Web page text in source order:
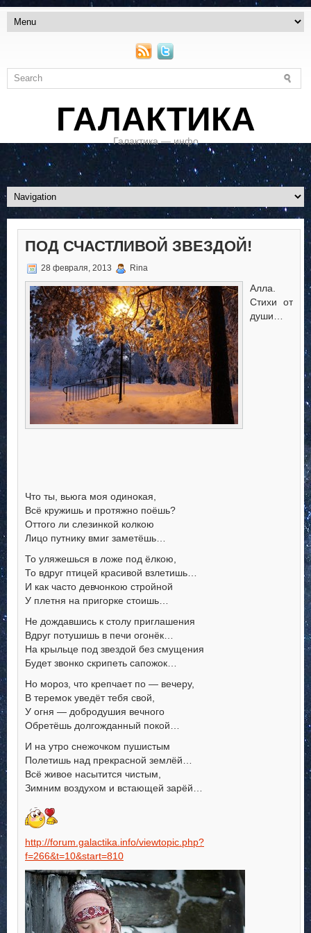
ГАЛАКТИКА
Галактика — инфо
ПОД СЧАСТЛИВОЙ ЗВЕЗДОЙ!
28 февраля, 2013 Rina
Алла.
Стихи от
души…
Что ты, вьюга моя одинокая,
Всё кружишь и протяжно поёшь?
Оттого ли слезинкой колкою
Лицо путнику вмиг заметёшь…
То уляжешься в ложе под ёлкою,
То вдруг птицей красивой взлетишь…
И как часто девчонкою стройной
У плетня на пригорке стоишь…
Не дождавшись к столу приглашения
Вдруг потушишь в печи огонёк…
На крыльце под звездой без смущения
Будет звонко скрипеть сапожок…
Но мороз, что крепчает по — вечеру,
В теремок уведёт тебя свой,
У огня — добродушия вечного
Обретёшь долгожданный покой…
И на утро снежочком пушистым
Полетишь над прекрасной землёй…
Всё живое насытится чистым,
Зимним воздухом и встающей зарёй…
http://forum.galactika.info/viewtopic.php?
f=266&t=10&start=810